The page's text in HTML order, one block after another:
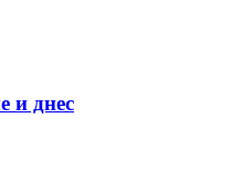
и днес